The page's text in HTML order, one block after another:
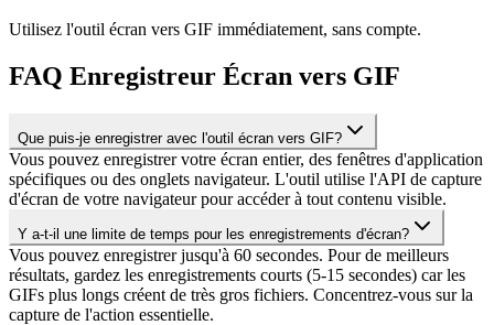
Utilisez l'outil écran vers GIF immédiatement, sans compte.
FAQ Enregistreur Écran vers GIF
Que puis-je enregistrer avec l'outil écran vers GIF?
Vous pouvez enregistrer votre écran entier, des fenêtres d'application
spécifiques ou des onglets navigateur. L'outil utilise l'API de capture
d'écran de votre navigateur pour accéder à tout contenu visible.
Y a-t-il une limite de temps pour les enregistrements d'écran?
Vous pouvez enregistrer jusqu'à 60 secondes. Pour de meilleurs
résultats, gardez les enregistrements courts (5-15 secondes) car les
GIFs plus longs créent de très gros fichiers. Concentrez-vous sur la
capture de l'action essentielle.